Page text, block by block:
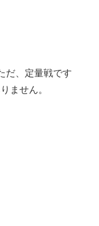
だ、定量戦です
ません。